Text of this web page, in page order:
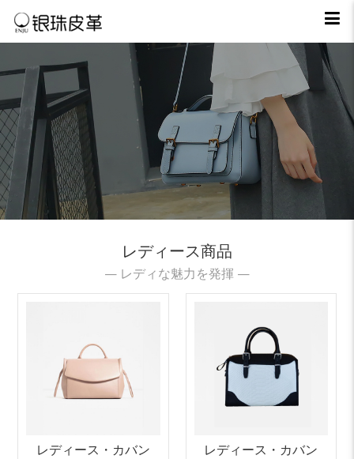
レディース商品
— レディな魅力を発揮 —
レディース・カバン レディース・カバン